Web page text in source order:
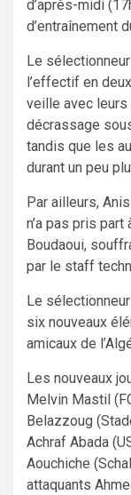
d’après-midi
d’entraînement
Le
l’effectif en
veille avec leurs
décrassage
tandis que les
durant un peu
Par ailleurs,
n’a pas pris part
Boudaoui,
par le staff
Le
six nouveaux
amicaux de
Les nouveaux
Melvin Mastil
Belazzoug
Achraf Abada
Aouchiche
attaquants